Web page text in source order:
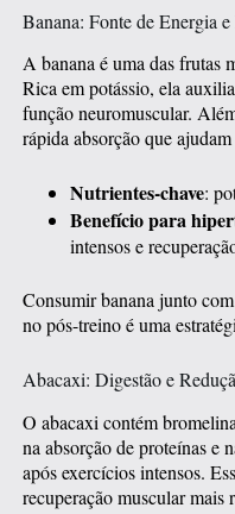
Banana: Fonte de Energia
A banana é uma das frutas
Rica em potássio, ela
função neuromuscular.
rápida absorção que
Nutrientes-chave:
Benefício para
intensos e
Consumir banana junto
no pós-treino é uma
Abacaxi: Digestão e
O abacaxi contém
na absorção de proteínas e
após exercícios intensos.
recuperação muscular mais